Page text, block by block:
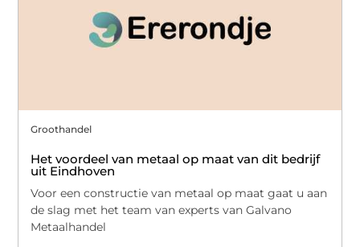
Groothandel
Het voordeel van metaal op maat van dit bedrijf
uit Eindhoven
Voor een constructie van metaal op maat gaat u aan
de slag met het team van experts van Galvano
Metaalhandel